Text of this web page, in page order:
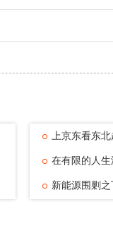
上京东看东
动，观赛
在有限的人
可能——浅
新能源围剿